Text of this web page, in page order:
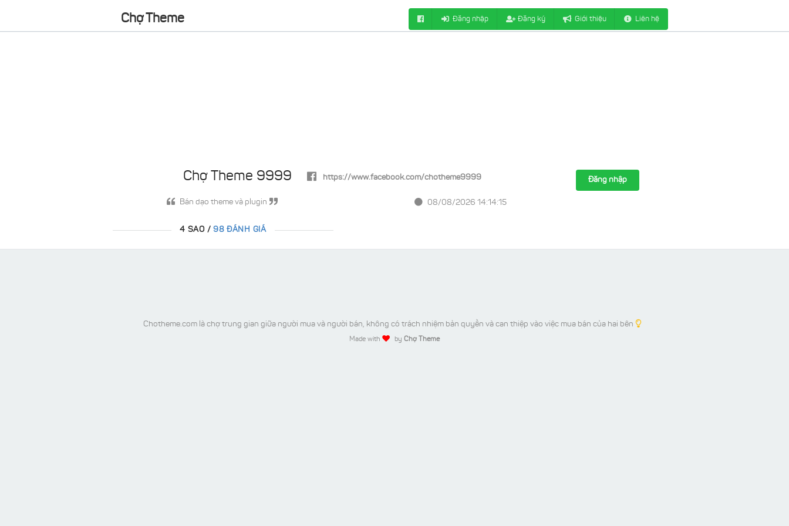
Chợ Theme Đăng nhập Đăng ký Giới thiệu Liên hệ
Chợ Theme 9999 https://www.facebook.com/chotheme9999
Bán dạo theme và plugin
4 SAO / 98 ĐÁNH GIÁ
08/08/2026 14:14:15
Đăng nhập
Chotheme.com là chợ trung gian giữa người mua và người bán, không có trách nhiệm bản quyền và can thiệp vào việc mua bán của hai bên
Made with by Chợ Theme